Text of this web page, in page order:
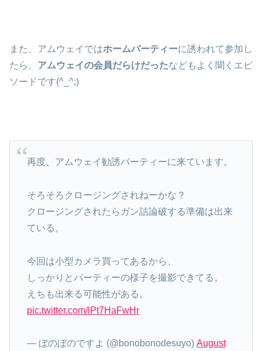
また、アムウェイではホームパーティーに誘われて参加し
たら、 アムウェイの会員だらけだったなどもよく聞くエピ
ソードです(^_^;)
再度、アムウェイ勧誘パーティーに来ています。
そろそろクロージングされねーかな？
クロージングされたらガン詰論破する準備は出来
ている。
今回は小型カメラ買ってあるから、
しっかりとパーティーの様子を撮影できてる。
えちも出来る可能性がある。
pic.twitter.com/lPt7HaFwHr
— ぼのぼのですよ (@bonobonodesuyo) August